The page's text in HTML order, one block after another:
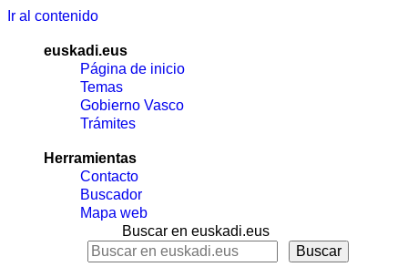
Ir al contenido
euskadi.eus
Página de inicio
Temas
Gobierno Vasco
Trámites
Herramientas
Contacto
Buscador
Mapa web
Buscar en euskadi.eus